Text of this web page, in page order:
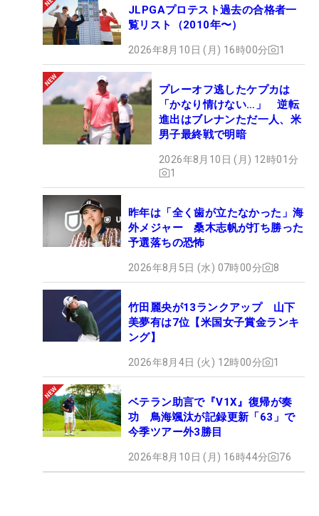
JLPGAプロテスト過去の合格者一
覧リスト（2010年〜）
2026年8月10日 (月) 16時00分 1
プレーオフ逃したケプカは
「かなり情けない…」 逆転
進出はブレナンただ一人、米
男子最終戦で明暗
2026年8月10日 (月) 12時01分
1
昨年は「全く歯が立たなかった」海
外メジャー 桑木志帆が打ち勝った
予選落ちの恐怖
2026年8月5日 (水) 07時00分 8
竹田麗央が13ランクアップ 山下
美夢有は7位【米国女子賞金ランキ
ング】
2026年8月4日 (火) 12時00分 1
ベテラン助言で『V1X』復帰が奏
功 鳥海颯汰が記録更新「63」で
今季ツアー外3勝目
2026年8月10日 (月) 16時44分 76